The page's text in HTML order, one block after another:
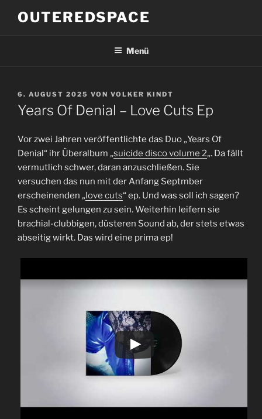
InhaltOUTEREDSPACE
Menü
VERÖFFENTLICHT
AM
6. AUGUST 2025 VON VOLKER KINDT
Years Of Denial – Love Cuts Ep
Vor zwei Jahren veröffentlichte das Duo „Years Of
Denial“ ihr Überalbum „suicide disco volume 2„. Da fällt
vermutlich schwer, daran anzuschließen. Sie
versuchen das nun mit der Anfang Septmber
erscheinenden „love cuts“ ep. Und was soll ich sagen?
Es scheint gelungen zu sein. Weiterhin leifern sie
brachial-clubbigen, düsteren Sound ab, der stets etwas
abseitig wirkt. Das wird eine prima ep!